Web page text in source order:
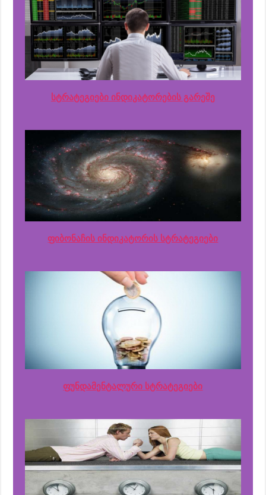
სტრატეგიები ინდიკატორების გარეშე
ფიბონაჩის ინდიკატორის სტრატეგიები
ფუნდამენტალური სტრატეგიები